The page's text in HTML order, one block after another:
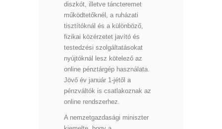
diszkót, illetve táncteremet
működtetőknél, a ruházati
tisztítóknál és a különböző,
fizikai közérzetet javító és
testedzési szolgáltatásokat
nyújtóknál lesz kötelező az
online pénztárgép használata.
Jövő év január 1-jétől a
pénzváltók is csatlakoznak az
online rendszerhez.
A nemzetgazdasági miniszter